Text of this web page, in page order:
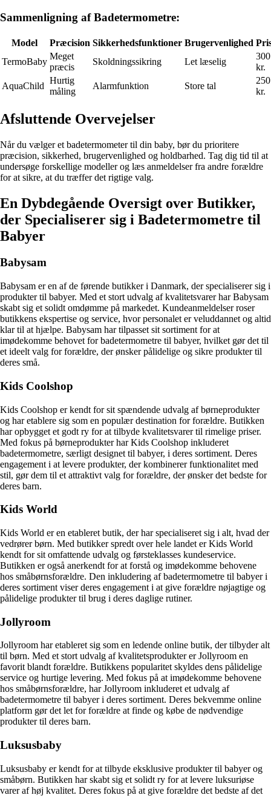
Sammenligning af Badetermometre:
Model Præcision Sikkerhedsfunktioner Brugervenlighed
TermoBaby
Meget
præcis
Skoldningssikring Let læselig
300
kr.
AquaChild
Hurtig
måling
Alarmfunktion Store tal
250
kr.
Afsluttende Overvejelser
Når du vælger et badetermometer til din baby, bør du prioritere
præcision, sikkerhed, brugervenlighed og holdbarhed. Tag dig tid til at
undersøge forskellige modeller og læs anmeldelser fra andre forældre
for at sikre, at du træffer det rigtige valg.
En Dybdegående Oversigt over Butikker,
der Specialiserer sig i Badetermometre til
Babyer
Babysam
Babysam er en af de førende butikker i Danmark, der specialiserer sig i
produkter til babyer. Med et stort udvalg af kvalitetsvarer har Babysam
skabt sig et solidt omdømme på markedet. Kundeanmeldelser roser
butikkens ekspertise og service, hvor personalet er veluddannet og altid
klar til at hjælpe. Babysam har tilpasset sit sortiment for at
imødekomme behovet for badetermometre til babyer, hvilket gør det til
et ideelt valg for forældre, der ønsker pålidelige og sikre produkter til
deres små.
Kids Coolshop
Kids Coolshop er kendt for sit spændende udvalg af børneprodukter
og har etablere sig som en populær destination for forældre. Butikken
har opbygget et godt ry for at tilbyde kvalitetsvarer til rimelige priser.
Med fokus på børneprodukter har Kids Coolshop inkluderet
badetermometre, særligt designet til babyer, i deres sortiment. Deres
engagement i at levere produkter, der kombinerer funktionalitet med
stil, gør dem til et attraktivt valg for forældre, der ønsker det bedste for
deres barn.
Kids World
Kids World er en etableret butik, der har specialiseret sig i alt, hvad der
vedrører børn. Med butikker spredt over hele landet er Kids World
kendt for sit omfattende udvalg og førsteklasses kundeservice.
Butikken er også anerkendt for at forstå og imødekomme behovene
hos småbørnsforældre. Den inkludering af badetermometre til babyer i
deres sortiment viser deres engagement i at give forældre nøjagtige og
pålidelige produkter til brug i deres daglige rutiner.
Jollyroom
Jollyroom har etableret sig som en ledende online butik, der tilbyder alt
til børn. Med et stort udvalg af kvalitetsprodukter er Jollyroom en
favorit blandt forældre. Butikkens popularitet skyldes dens pålidelige
service og hurtige levering. Med fokus på at imødekomme behovene
hos småbørnsforældre, har Jollyroom inkluderet et udvalg af
badetermometre til babyer i deres sortiment. Deres bekvemme online
platform gør det let for forældre at finde og købe de nødvendige
produkter til deres barn.
Luksusbaby
Luksusbaby er kendt for at tilbyde eksklusive produkter til babyer og
småbørn. Butikken har skabt sig et solidt ry for at levere luksuriøse
varer af høj kvalitet. Deres fokus på at give forældre det bedste af det